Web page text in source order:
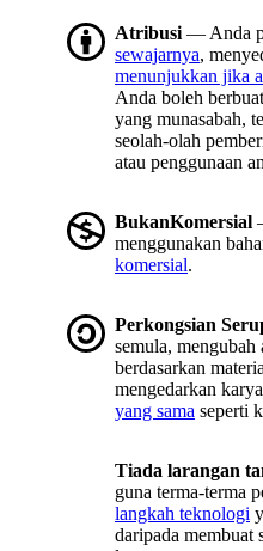
Atribusi — Anda
sewajarnya,
menunjukkan jika
Anda boleh
yang munasabah,
seolah-olah
atau penggunaan
BukanKomersial
menggunakan
komersial.
Perkongsian
semula, mengubah
berdasarkan
mengedarkan
yang sama seperti
Tiada larangan
guna terma-terma
langkah teknologi
daripada membuat